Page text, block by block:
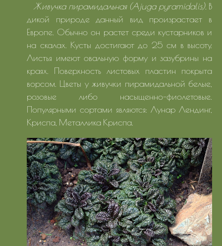
Живучка пирамидальная (Ajuga pyramidalis). В
дикой природе данный вид произрастает в
Европе. Обычно он растет среди кустарников и
на скалах. Кусты достигают до 25 см в высоту.
Листья имеют овальную форму и зазубрины на
краях. Поверхность листовых пластин покрыта
ворсом. Цветы у живучки пирамидальной белые,
розовые либо насыщенно-фиолетовые.
Популярными сортами являются: Лунар Лендинг,
Криспа, Металлика Криспа.